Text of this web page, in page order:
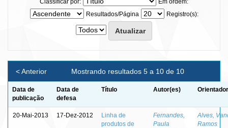
Resultados/Página
Registro(s):
Mostrando resultados 5 a 10 de 10
< Anterior
Data de
publicação
Data de
defesa
Título Autor(es)
20-Mai-2013 17-Dez-2012
Linha de
produtos de
Fernandes,
Paula
Alves,
Ramos